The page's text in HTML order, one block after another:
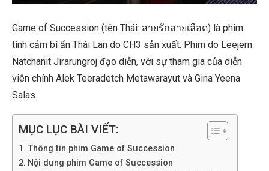
Game of Succession (tên Thái: สายรักสายเลือด) là phim
tình cảm bí ẩn Thái Lan do CH3 sản xuất. Phim do Leejern
Natchanit Jirarungroj đạo diễn, với sự tham gia của diễn
viên chính Alek Teeradetch Metawarayut và Gina Yeena
Salas.
MỤC LỤC BÀI VIẾT:
Thông tin phim Game of Succession
Nội dung phim Game of Succession